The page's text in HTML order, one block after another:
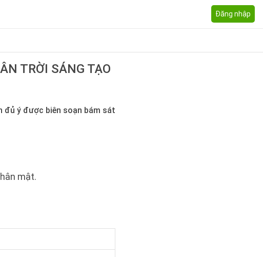
Đăng nhập
TRỜI SÁNG TẠO
đủ ý được biên soạn bám sát
mật.